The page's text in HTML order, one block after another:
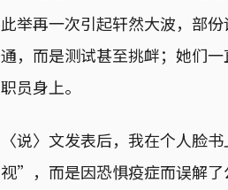
此举再一次引起轩然大波，部
通，而是测试甚至挑衅；她们
职员身上。
〈说〉文发表后，我在个人脸
视”，而是因恐惧疫症而误解